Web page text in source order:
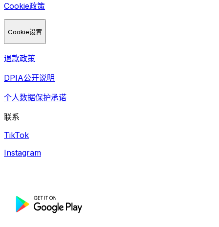
Cookie政策
Cookie设置
退款政策
DPIA公开说明
个人数据保护承诺
联系
TikTok
Instagram